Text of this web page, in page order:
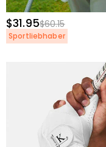
$31.95$60.15
Sportliebhaber